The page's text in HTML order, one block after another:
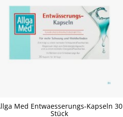
Med Entwaesserungs-Kapseln 30
Stück